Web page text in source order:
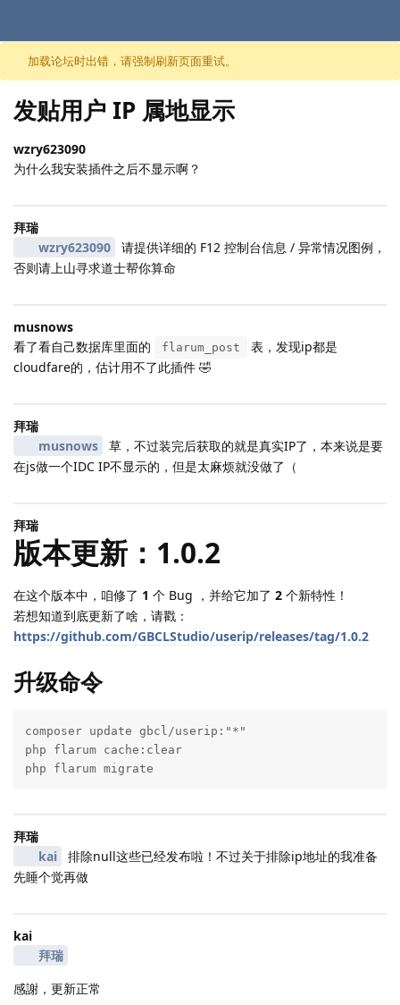
跳至内容
加载论坛时出错，请强制刷新页面重试。
发贴用户 IP 属地显示
wzry623090
为什么我安装插件之后不显示啊？
拜瑞
wzry623090
请提供详细的 F12 控制台信息 / 异常情况图例，
否则请上山寻求道士帮你算命
musnows
看了看自己数据库里面的
flarum_post
表，发现ip都是
cloudfare的，估计用不了此插件 🤣
拜瑞
musnows
草，不过装完后获取的就是真实IP了，本来说是要
在js做一个IDC IP不显示的，但是太麻烦就没做了（
拜瑞
版本更新：1.0.2
在这个版本中，咱修了 1 个 Bug ，并给它加了 2 个新特性！
若想知道到底更新了啥，请戳：
https://github.com/GBCLStudio/userip/releases/tag/1.0.2
升级命令
composer update gbcl/userip:"*"
php flarum cache:clear
php flarum migrate
拜瑞
kai
排除null这些已经发布啦！不过关于排除ip地址的我准备
先睡个觉再做
kai
拜瑞
感謝，更新正常